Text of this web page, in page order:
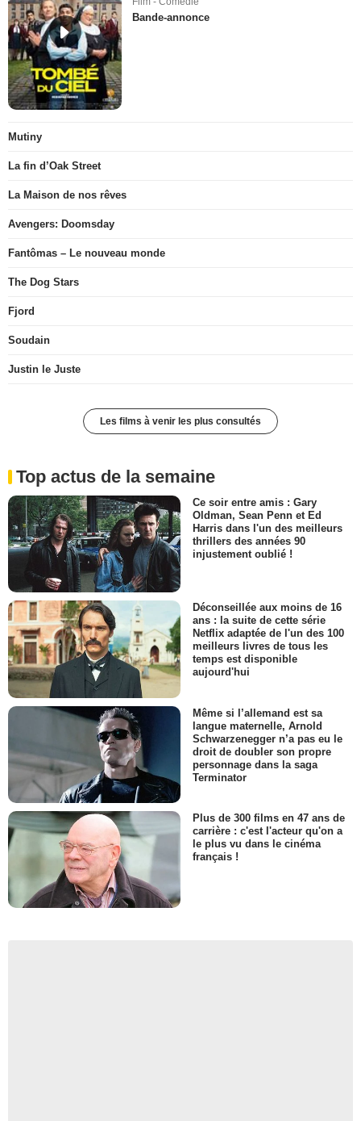
Bande-annonce
Mutiny
La fin d’Oak Street
La Maison de nos rêves
Avengers: Doomsday
Fantômas – Le nouveau monde
The Dog Stars
Fjord
Soudain
Justin le Juste
Les films à venir les plus consultés
Top actus de la semaine
Ce soir entre amis : Gary
Oldman, Sean Penn et Ed
Harris dans l'un des meilleurs
thrillers des années 90
injustement oublié !
Déconseillée aux moins de 16
ans : la suite de cette série
Netflix adaptée de l'un des 100
meilleurs livres de tous les
temps est disponible
aujourd'hui
Même si l’allemand est sa
langue maternelle, Arnold
Schwarzenegger n’a pas eu le
droit de doubler son propre
personnage dans la saga
Terminator
Plus de 300 films en 47 ans de
carrière : c'est l'acteur qu'on a
le plus vu dans le cinéma
français !